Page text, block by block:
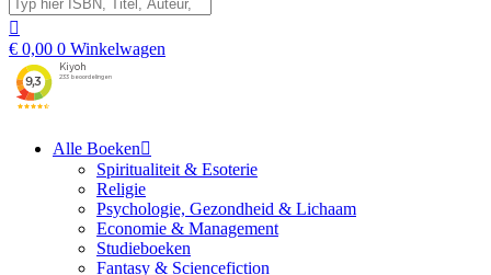
€ 0,00 0 Winkelwagen
Alle Boeken
Spiritualiteit & Esoterie
Religie
Psychologie, Gezondheid & Lichaam
Economie & Management
Studieboeken
Fantasy & Sciencefiction